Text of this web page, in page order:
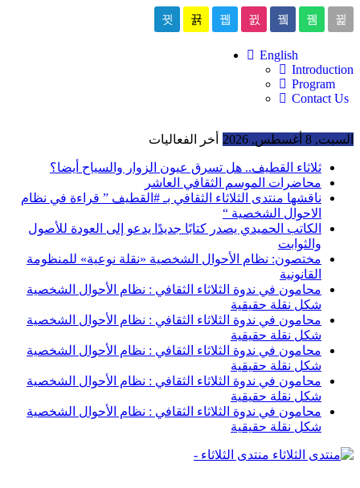
English
Introduction
Program
Contact Us
السبت, 8 أغسطس, 2026 أخر الفعاليات
ثلاثاء القطيف.. هل تسرق عيون الزوار والسياح أيضا؟
محاضرات الموسم الثقافي العاشر
ناقشها منتدى الثلاثاء الثقافي بـ #القطيف ” قراءة في نظام
الاحوال الشخصية “
الكاتب الحميدي يصدر كتابًا جديدًا يدعو إلى العودة للأصول
والثوابت
مختصون: نظام الأحوال الشخصية «نقلة نوعية» للمنظومة
القانونية
محامون في ندوة الثلاثاء الثقافي : نظام الأحوال الشخصية
شكل نقلة حقيقية
محامون في ندوة الثلاثاء الثقافي : نظام الأحوال الشخصية
شكل نقلة حقيقية
محامون في ندوة الثلاثاء الثقافي : نظام الأحوال الشخصية
شكل نقلة حقيقية
محامون في ندوة الثلاثاء الثقافي : نظام الأحوال الشخصية
شكل نقلة حقيقية
محامون في ندوة الثلاثاء الثقافي : نظام الأحوال الشخصية
شكل نقلة حقيقية
منتدى الثلاثاء -